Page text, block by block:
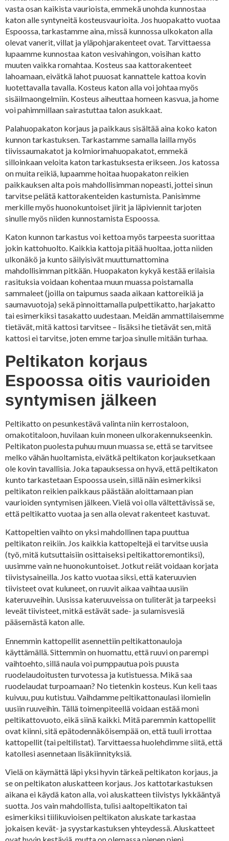
vasta osan kaikista vaurioista, emmekä unohda kunnostaa
katon alle syntyneitä kosteusvaurioita. Jos huopakatto vuotaa
Espoossa, tarkastamme aina, missä kunnossa ulkokaton alla
olevat vanerit, villat ja yläpohjarakenteet ovat. Tarvittaessa
lupaamme kunnostaa katon vesivahingon, voisihan katto
muuten vaikka romahtaa. Kosteus saa kattorakenteet
lahoamaan, eivätkä lahot puuosat kannattele kattoa kovin
luotettavalla tavalla. Kosteus katon alla voi johtaa myös
sisäilmaongelmiin. Kosteus aiheuttaa homeen kasvua, ja home
voi pahimmillaan sairastuttaa talon asukkaat.
Palahuopakaton korjaus ja paikkaus sisältää aina koko katon
kunnon tarkastuksen. Tarkastamme samalla lailla myös
tiivissaumakatot ja kolmiorimahuopakatot, emmekä
silloinkaan veloita katon tarkastuksesta erikseen. Jos katossa
on muita reikiä, lupaamme hoitaa huopakaton reikien
paikkauksen alta pois mahdollisimman nopeasti, jottei sinun
tarvitse pelätä kattorakenteiden kastumista. Panisimme
merkille myös huonokuntoiset jiirit ja läpiviennit tarjoten
sinulle myös niiden kunnostamista Espoossa.
Katon kunnon tarkastus voi kettoa myös tarpeesta suorittaa
jokin kattohuolto. Kaikkia kattoja pitää huoltaa, jotta niiden
ulkonäkö ja kunto säilyisivät muuttumattomina
mahdollisimman pitkään. Huopakaton kykyä kestää erilaisia
rasituksia voidaan kohentaa muun muassa poistamalla
sammaleet (joilla on taipumus saada aikaan kattoreikiä ja
saumavuotoja) sekä pinnoittamalla pulpettikatto, harjakatto
tai esimerkiksi tasakatto uudestaan. Meidän ammattilaisemme
tietävät, mitä kattosi tarvitsee – lisäksi he tietävät sen, mitä
kattosi ei tarvitse, joten emme tarjoa sinulle mitään turhaa.
Peltikaton korjaus
Espoossa oitis vaurioiden
syntymisen jälkeen
Peltikatto on pesunkestävä valinta niin kerrostaloon,
omakotitaloon, huvilaan kuin moneen ulkorakennukseenkin.
Peltikaton puolesta puhuu muun muassa se, että se tarvitsee
melko vähän huoltamista, eivätkä peltikaton korjauksetkaan
ole kovin tavallisia. Joka tapauksessa on hyvä, että peltikaton
kunto tarkastetaan Espoossa usein, sillä näin esimerkiksi
peltikaton reikien paikkaus päästään aloittamaan pian
vaurioiden syntymisen jälkeen. Vielä voi olla vältettävissä se,
että peltikatto vuotaa ja sen alla olevat rakenteet kastuvat.
Kattopeltien vaihto on yksi mahdollinen tapa puuttua
peltikaton reikiin. Jos kaikkia kattopeltejä ei tarvitse uusia
(työ, mitä kutsuttaisiin osittaiseksi peltikattoremontiksi),
uusimme vain ne huonokuntoiset. Jotkut reiät voidaan korjata
tiivistysaineilla. Jos katto vuotaa siksi, että kateruuvien
tiivisteet ovat kuluneet, on ruuvit aikaa vaihtaa uusiin
kateruuveihin. Uusissa kateruuveissa on tuliterät ja tarpeeksi
leveät tiivisteet, mitkä estävät sade- ja sulamisvesiä
pääsemästä katon alle.
Ennemmin kattopellit asennettiin peltikattonauloja
käyttämällä. Sittemmin on huomattu, että ruuvi on parempi
vaihtoehto, sillä naula voi pumppautua pois puusta
ruodelaudoitusten turvotessa ja kutistuessa. Mikä saa
ruodelaudat turpoamaan? No tietenkin kosteus. Kun keli taas
kuivuu, puu kutistuu. Vaihdamme peltikattonaulasi ilomielin
uusiin ruuveihin. Tällä toimenpiteellä voidaan estää moni
peltikattovuoto, eikä siinä kaikki. Mitä paremmin kattopellit
ovat kiinni, sitä epätodennäköisempää on, että tuuli irrottaa
kattopellit (tai peltilistat). Tarvittaessa huolehdimme siitä, että
katollesi asennetaan lisäkiinnityksiä.
Vielä on käymättä läpi yksi hyvin tärkeä peltikaton korjaus, ja
se on peltikaton aluskatteen korjaus. Jos kattotarkastuksen
aikana ei käydä katon alla, voi aluskatteen tiivistys lykkääntyä
suotta. Jos vain mahdollista, tulisi aaltopeltikaton tai
esimerkiksi tiilikuvioisen peltikaton aluskate tarkastaa
jokaisen kevät- ja syystarkastuksen yhteydessä. Aluskatteet